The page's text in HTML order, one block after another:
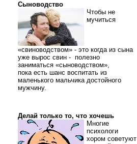
Сыноводство
Чтобы не
мучиться
«свиноводством» - это когда из сына
уже вырос свин - полезно
заниматься «сыноводством»,
пока есть шанс воспитать из
маленького мальчика достойного
мужчину.
Делай только то, что хочешь
Многие
психологи
хором советуют